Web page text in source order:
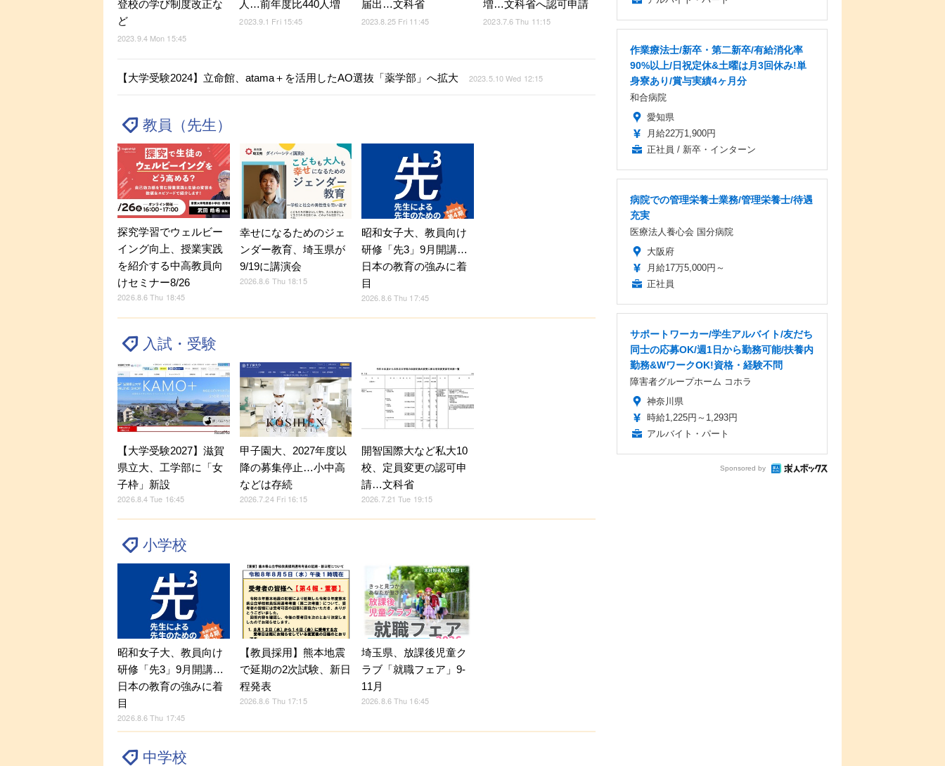
登校の学び制度改正な
ど
2023.9.4 Mon 15:45
人…前年度比440人増
2023.9.1 Fri 15:45
届出…文科省
2023.8.25 Fri 11:45
増…文科省へ認可申請
2023.7.6 Thu 11:15
【大学受験2024】立命館、atama＋を活用したAO選抜「薬学部」へ拡大 2023.5.10 Wed 12:15
教員（先生）
探究学習でウェルビー
イング向上、授業実践
を紹介する中高教員向
けセミナー8/26
2026.8.6 Thu 18:45
幸せになるためのジェ
ンダー教育、埼玉県が
9/19に講演会
2026.8.6 Thu 18:15
昭和女子大、教員向け
研修「先3」9月開講…
日本の教育の強みに着
目
2026.8.6 Thu 17:45
入試・受験
【大学受験2027】滋賀
県立大、工学部に「女
子枠」新設
2026.8.4 Tue 16:45
甲子園大、2027年度以
降の募集停止…小中高
などは存続
2026.7.24 Fri 16:15
開智国際大など私大10
校、定員変更の認可申
請…文科省
2026.7.21 Tue 19:15
小学校
昭和女子大、教員向け
研修「先3」9月開講…
日本の教育の強みに着
目
2026.8.6 Thu 17:45
【教員採用】熊本地震
で延期の2次試験、新日
程発表
2026.8.6 Thu 17:15
埼玉県、放課後児童ク
ラブ「就職フェア」9-
11月
2026.8.6 Thu 16:45
中学校
作業療法士/新卒・第二新卒/有給消化率
90%以上/日祝定休&土曜は月3回休み!単
身寮あり/賞与実績4ヶ月分
和合病院
愛知県
月給22万1,900円
正社員 / 新卒・インターン
病院での管理栄養士業務/管理栄養士/待遇
充実
医療法人養心会 国分病院
大阪府
月給17万5,000円～
正社員
サポートワーカー/学生アルバイト/友だち
同士の応募OK/週1日から勤務可能/扶養内
勤務&WワークOK!資格・経験不問
障害者グループホーム コホラ
神奈川県
時給1,225円～1,293円
アルバイト・パート
Sponsored by